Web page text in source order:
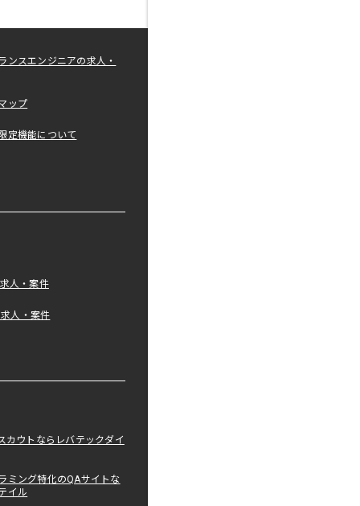
ンスエンジニアの求人・
ップ
定機能について
人・案件
人・案件
カウトならレバテックダイ
ミング特化のQAサイトな
イル